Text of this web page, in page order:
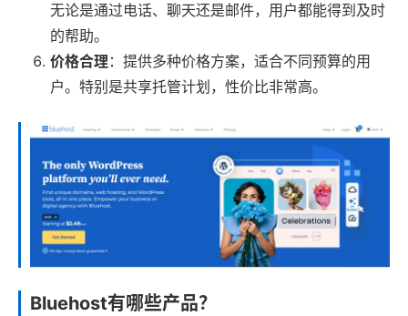
无论是通过电话、聊天还是邮件，用户都能得到及时
的帮助。
价格合理 ：提供多种价格方案，适合不同预算的用
户。特别是共享托管计划，性价比非常高。
Bluehost有哪些产品？